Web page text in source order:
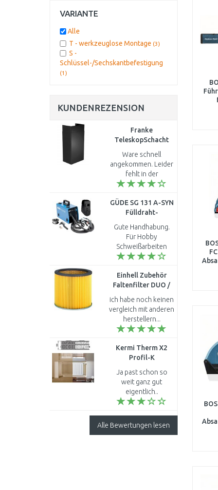
VARIANTE
Alle
T - werkzeuglose Montage (3)
S -
Schlüssel-/Sechskantbefestigung
(1)
KUNDENREZENSION
Franke
TeleskopSchacht
Dunstabzugshauben,
schwarz
112.0285.288
Ware schnell
angekommen. Leider
fehlt in der
Beschreibung dass
Abluftbausatz aus
Kaminverkleidung
UND Flexrohr inkl.
Bef..
GÜDE SG 131 A-SYN
Fülldraht-
Schweißgerät
20079
Gute Handhabung.
Für Hobby
Schweißarbeiten
geeignet ..
Einhell Zubehör
Faltenfilter DUO /
INOX / BLUE / RED,
2351110
ich habe noch keinen
vergleich mit anderen
herstellern...
Kermi Therm X2
Profil-K
Austauschheizkörper
33 554 / 700
FK033D507
Ja past schon so
weit ganz gut
eigentlich..
Alle Bewertungen lesen